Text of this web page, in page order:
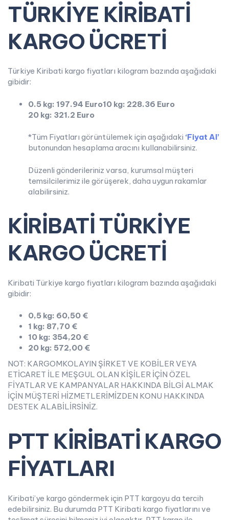
TÜRKİYE KİRİBATİ
KARGO ÜCRETİ
Türkiye Kiribati kargo fiyatları kilogram bazında aşağıdaki
gibidir:
0.5 kg: 197.94 Euro10 kg: 228.36 Euro
20 kg: 321.2 Euro
*Tüm Fiyatları görüntülemek için aşağıdaki ‘Fiyat Al’
butonundan hesaplama aracını kullanabilirsiniz.
Düzenli gönderileriniz varsa, kurumsal müşteri
temsilcilerimiz ile görüşerek, daha uygun rakamlar
alabilirsiniz.
KİRİBATİ TÜRKİYE
KARGO ÜCRETİ
Kiribati Türkiye kargo fiyatları kilogram bazında aşağıdaki
gibidir:
0,5 kg: 60,50 €
1 kg: 87,70 €
10 kg: 354,20 €
20 kg: 572,00 €
NOT: KARGOMKOLAYIN ŞİRKET VE KOBİLER VEYA
ETİCARET İLE MEŞGUL OLAN KİŞİLER İÇİN ÖZEL
FİYATLAR VE KAMPANYALAR HAKKINDA BİLGİ ALMAK
İÇİN MÜŞTERİ HİZMETLERİMİZDEN KONU HAKKINDA
DESTEK ALABİLİRSİNİZ.
PTT KİRİBATİ KARGO
FİYATLARI
Kiribati’ye kargo göndermek için PTT kargoyu da tercih
edebilirsiniz. Bu durumda PTT Kiribati kargo fiyatlarını ve